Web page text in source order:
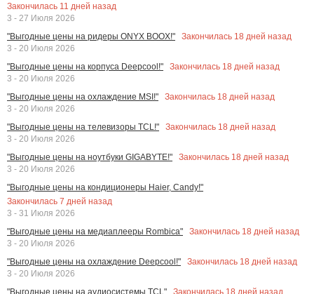
Закончилась 11 дней назад
3 - 27 Июля 2026
"Выгодные цены на ридеры ONYX BOOX!"
Закончилась 18 дней назад
3 - 20 Июля 2026
"Выгодные цены на корпуса Deepcool!"
Закончилась 18 дней назад
3 - 20 Июля 2026
"Выгодные цены на охлаждение MSI!"
Закончилась 18 дней назад
3 - 20 Июля 2026
"Выгодные цены на телевизоры TCL!"
Закончилась 18 дней назад
3 - 20 Июля 2026
"Выгодные цены на ноутбуки GIGABYTE!"
Закончилась 18 дней назад
3 - 20 Июля 2026
"Выгодные цены на кондиционеры Haier, Candy!"
Закончилась 7 дней назад
3 - 31 Июля 2026
"Выгодные цены на медиаплееры Rombica"
Закончилась 18 дней назад
3 - 20 Июля 2026
"Выгодные цены на охлаждение Deepcool!"
Закончилась 18 дней назад
3 - 20 Июля 2026
"Выгодные цены на аудиосистемы TCL"
Закончилась 18 дней назад